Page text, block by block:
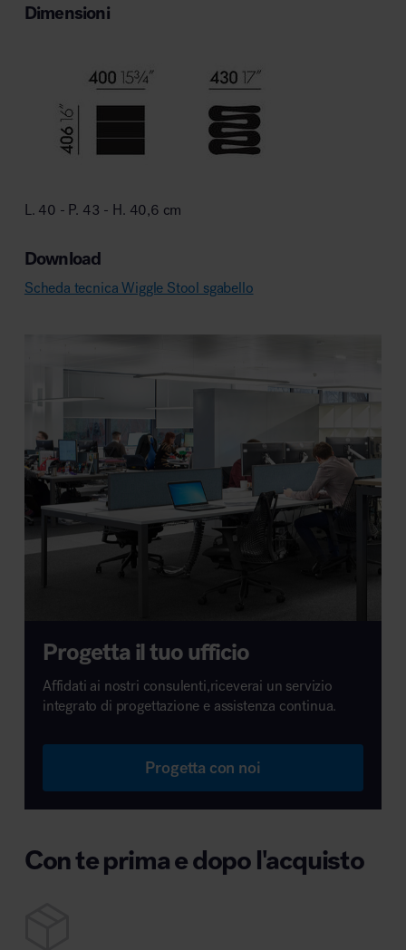
Dimensioni
L. 40 - P. 43 - H. 40,6 cm
Download
Scheda tecnica Wiggle Stool sgabello
Progetta il tuo ufficio
Affidati ai nostri consulenti,riceverai un servizio
integrato di progettazione e assistenza continua.
Progetta con noi
Con te prima e dopo l'acquisto